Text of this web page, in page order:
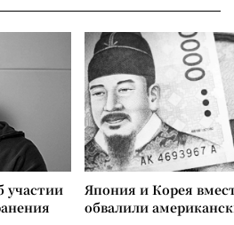
участии
Япония и Корея
обвалили